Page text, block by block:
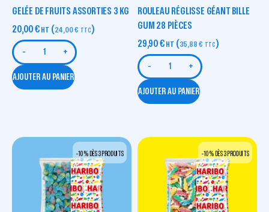
GELÉE DE FRUITS ASSORTIES 3 KG
20,00€ HT (24,00€ TTC)
- +
AJOUTER AU PANIER
ROULEAU RÉGLISSE GÉANT BILLE
GUM 28 PIÈCES
29,90€ HT (35,88€ TTC)
- +
AJOUTER AU PANIER
-10 % DÈS 3 PRODUITS -10 % DÈS 3 PRODUITS